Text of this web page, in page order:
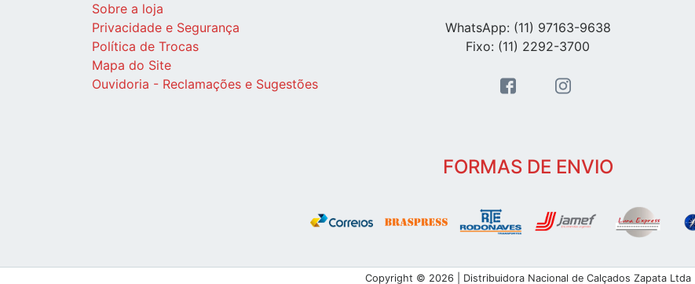
Sobre a loja
Privacidade e Segurança
Política de Trocas
Mapa do Site
Ouvidoria - Reclamações e Sugestões
WhatsApp: (11) 97163-9638
Fixo: (11) 2292-3700
FORMAS DE ENVIO
Copyright © 2026 | Distribuidora Nacional de Calçados Zapata Ltda